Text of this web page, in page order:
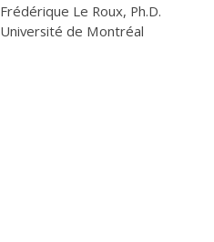
Frédérique Le Roux, Ph.D.
Université de Montréal